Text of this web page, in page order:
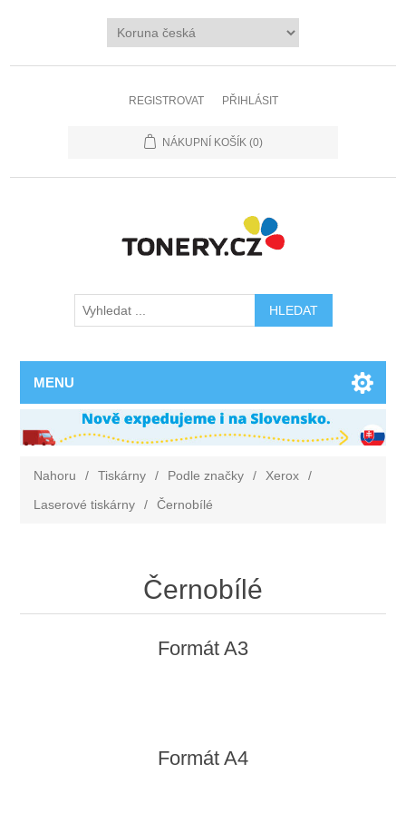
REGISTROVAT PŘIHLÁSIT
NÁKUPNÍ KOŠÍK (0)
MENU
Nahoru / Tiskárny / Podle značky / Xerox
/
Laserové tiskárny
/ Černobílé
Černobílé
Formát A3
Formát A4